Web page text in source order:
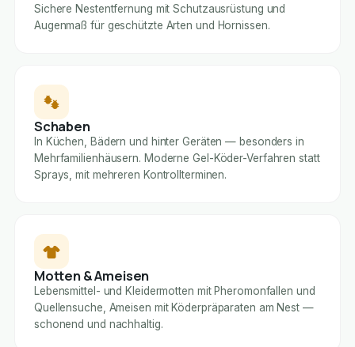
Sichere Nestentfernung mit Schutzausrüstung und
Augenmaß für geschützte Arten und Hornissen.
Schaben
In Küchen, Bädern und hinter Geräten — besonders in
Mehrfamilienhäusern. Moderne Gel-Köder-Verfahren statt
Sprays, mit mehreren Kontrollterminen.
Motten & Ameisen
Lebensmittel- und Kleidermotten mit Pheromonfallen und
Quellensuche, Ameisen mit Köderpräparaten am Nest —
schonend und nachhaltig.